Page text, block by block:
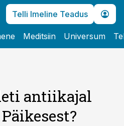
Telli Imeline Teadus
Meditsiin Universum
antiikajal